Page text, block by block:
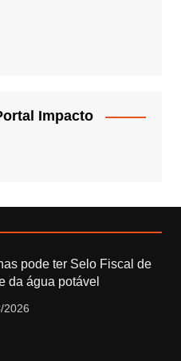
Impacto
pode ter Selo Fiscal de
da água potável
2026